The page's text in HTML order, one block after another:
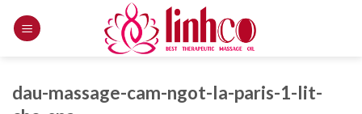
dau-massage-cam-ngot-la-paris-1-lit-